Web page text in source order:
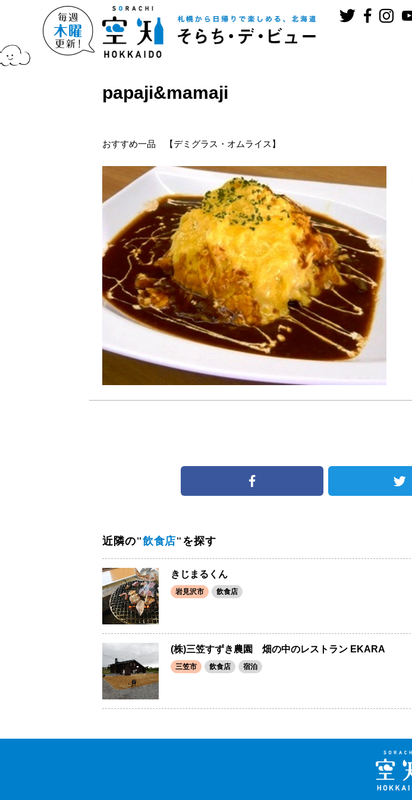
papaji&mamaji
おすすめ一品 【デミグラス・オムライス】
近隣の"飲食店"を探す
きじまるくん
岩見沢市 飲食店
(株)三笠すずき農園 畑の中のレストラン EKARA
三笠市 飲食店 宿泊